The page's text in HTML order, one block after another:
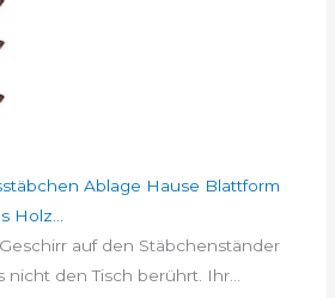
Ablage Hause Blattform
Holz...
auf den Stäbchenständer
nicht den Tisch berührt. Ihr...